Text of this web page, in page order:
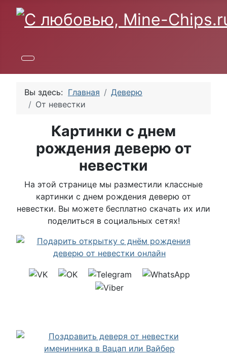
Вы здесь: Главная
Деверю
От невестки
Картинки с днем
рождения деверю от
невестки
На этой странице мы разместили классные
картинки с днем рождения деверю от
невестки. Вы можете бесплатно скачать их или
поделиться в социальных сетях!